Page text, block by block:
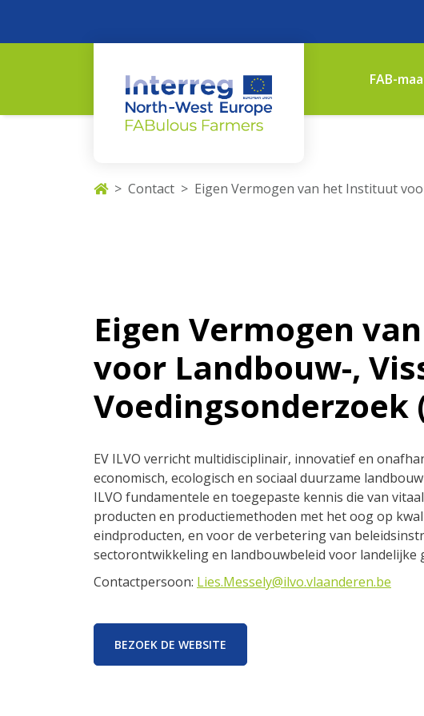
FAB-
Contact Eigen Vermogen van het Instituut
Eigen Vermogen
voor Landbouw-,
Voedingsonderzoek
EV ILVO verricht multidisciplinair, innovatief en
economisch, ecologisch en sociaal duurzame
ILVO fundamentele en toegepaste kennis die van
producten en productiemethoden met het oog op
eindproducten, en voor de verbetering van
sectorontwikkeling en landbouwbeleid voor landelijke
Contactpersoon: Lies.Messely@ilvo.vlaanderen.be
BEZOEK DE WEBSITE